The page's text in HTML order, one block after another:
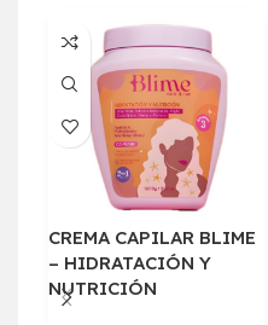
CREMA CAPILAR BLIME
– HIDRATACIÓN Y
NUTRICIÓN